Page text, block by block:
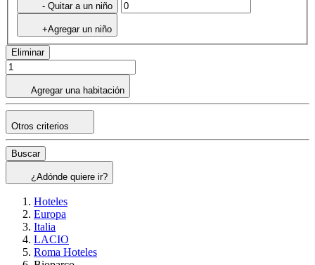
- Quitar a un niño
+Agregar un niño
Eliminar
Agregar una habitación
Otros criterios
Buscar
¿Adónde quiere ir?
Hoteles
Europa
Italia
LACIO
Roma Hoteles